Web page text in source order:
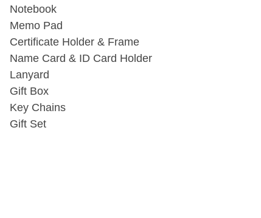
Notebook
Memo Pad
Certificate Holder & Frame
Name Card & ID Card Holder
Lanyard
Gift Box
Key Chains
Gift Set